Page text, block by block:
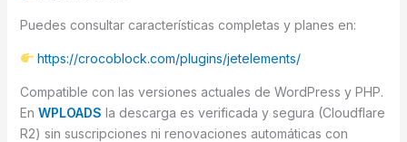
Puedes consultar características completas y planes en:
https://crocoblock.com/plugins/jetelements/
Compatible con las versiones actuales de WordPress y PHP.
En WPLOADS la descarga es verificada y segura (Cloudflare
R2) sin suscripciones ni renovaciones automáticas con